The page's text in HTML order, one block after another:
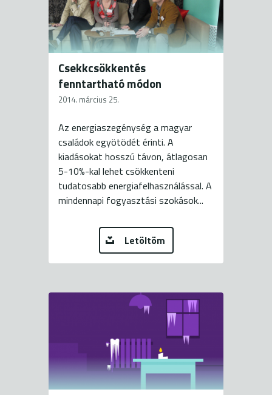
Csekkcsökkentés
fenntartható módon
2014. március 25.
Az energiaszegénység a magyar
családok egyötödét érinti. A
kiadásokat hosszú távon, átlagosan
5-10%-kal lehet csökkenteni
tudatosabb energiafelhasználással. A
mindennapi fogyasztási szokások...
Letöltöm